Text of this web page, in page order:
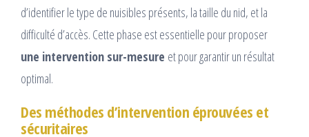
d’identifier le type de nuisibles présents, la taille du nid, et la
difficulté d’accès. Cette phase est essentielle pour proposer
une intervention sur-mesure et pour garantir un résultat
optimal.
Des méthodes d’intervention éprouvées et
sécuritaires